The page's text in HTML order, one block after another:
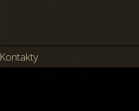
Kontakty